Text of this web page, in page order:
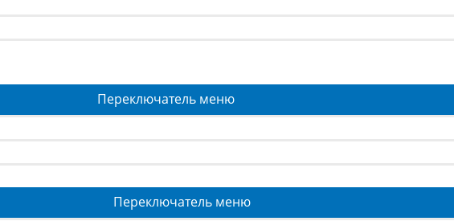
Переключатель меню
Переключатель меню